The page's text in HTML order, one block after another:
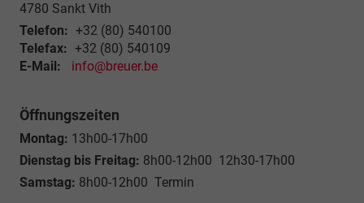
4780 Sankt Vith
Telefon: +32 (80) 540100
Telefax: +32 (80) 540109
E-Mail:
info@breuer.be
Öffnungszeiten
Montag: 13h00-17h00
Dienstag bis Freitag: 8h00-12h00 12h30-17h00
Samstag: 8h00-12h00 Termin